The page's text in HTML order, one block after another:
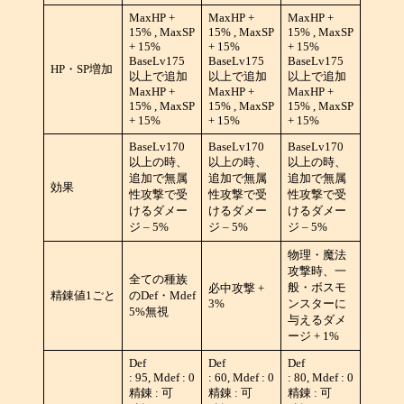
HP・SP増加
MaxHP +
15% , MaxSP
+ 15%
BaseLv175
以上で追加
MaxHP +
15% , MaxSP
+ 15%
MaxHP +
15% , MaxSP
+ 15%
BaseLv175
以上で追加
MaxHP +
15% , MaxSP
+ 15%
MaxHP +
15% , MaxSP
+ 15%
BaseLv175
以上で追加
MaxHP +
15% , MaxSP
+ 15%
効果
BaseLv170
以上の時、
追加で無属
性攻撃で受
けるダメー
ジ – 5%
BaseLv170
以上の時、
追加で無属
性攻撃で受
けるダメー
ジ – 5%
BaseLv170
以上の時、
追加で無属
性攻撃で受
けるダメー
ジ – 5%
精錬値1ごと
全ての種族
のDef・Mdef
5%無視
必中攻撃 +
3%
物理・魔法
攻撃時、一
般・ボスモ
ンスターに
与えるダメ
ージ + 1%
Def
: 95, Mdef : 0
精錬 : 可
Def
: 60, Mdef : 0
精錬 : 可
Def
: 80, Mdef : 0
精錬 : 可